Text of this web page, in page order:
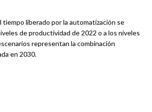
tiempo liberado por la automatización se
de productividad de 2022 o a los niveles
representan la combinación
en 2030.